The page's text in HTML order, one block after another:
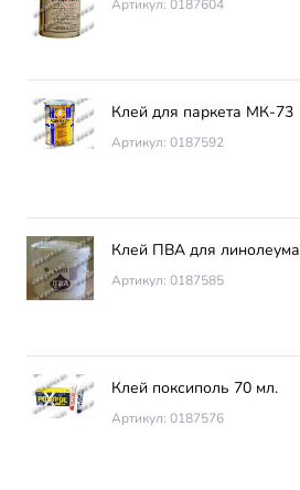
Артикул: 0187604
Клей для паркета МК-73
Артикул: 0187592
Клей ПВА для линолеума
Артикул: 0187585
Клей поксиполь 70 мл.
Артикул: 0187576